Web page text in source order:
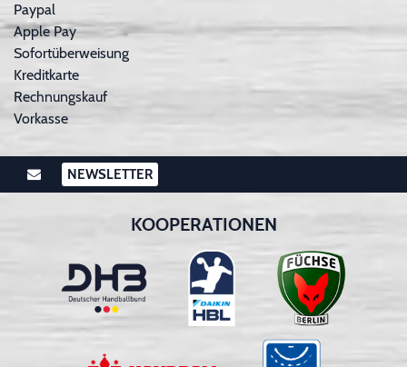
Paypal
Apple Pay
Sofortüberweisung
Kreditkarte
Rechnungskauf
Vorkasse
NEWSLETTER
KOOPERATIONEN